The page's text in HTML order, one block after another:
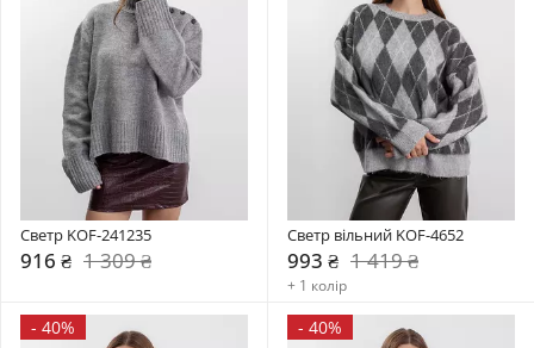
Светр KOF-241235
916 ₴ 1 309 ₴
Светр вільний KOF-4652
993 ₴ 1 419 ₴
+ 1 колір
- 40% - 40%